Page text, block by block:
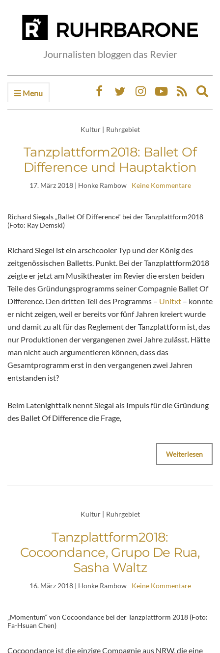
Journalisten bloggen das Revier
Menu
Kultur | Ruhrgebiet
Tanzplattform2018: Ballet Of
Difference und Hauptaktion
17. März 2018| Honke Rambow Keine Kommentare
Richard Siegals „Ballet Of Difference“ bei der Tanzplattform2018
(Foto: Ray Demski)
Richard Siegel ist ein arschcooler Typ und der König des
zeitgenössischen Balletts. Punkt. Bei der Tanzplattform2018
zeigte er jetzt am Musiktheater im Revier die ersten beiden
Teile des Gründungsprogramms seiner Compagnie Ballet Of
Difference. Den dritten Teil des Programms – Unitxt – konnte
er nicht zeigen, weil er bereits vor fünf Jahren kreiert wurde
und damit zu alt für das Reglement der Tanzplattform ist, das
nur Produktionen der vergangenen zwei Jahre zulässt. Hätte
man nicht auch argumentieren können, dass das
Gesamtprogramm erst in den vergangenen zwei Jahren
entstanden ist?
Beim Latenighttalk nennt Siegal als Impuls für die Gründung
des Ballet Of Difference die Frage,
Weiterlesen
Kultur | Ruhrgebiet
Tanzplattform2018:
Cocoondance, Grupo De Rua,
Sasha Waltz
16. März 2018| Honke Rambow Keine Kommentare
„Momentum“ von Cocoondance bei der Tanzplattform 2018 (Foto:
Fa-Hsuan Chen)
Cocoondance ist die einzige Compagnie aus NRW, die eine